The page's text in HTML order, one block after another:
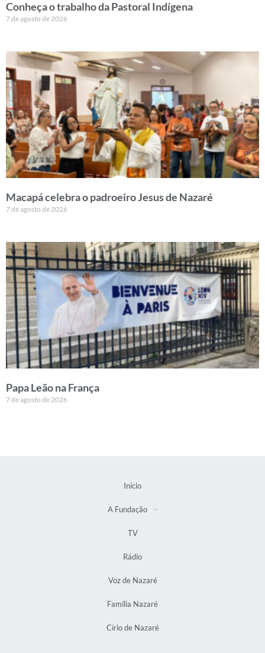
Conheça o trabalho da Pastoral Indígena
7 de agosto de 2026
Macapá celebra o padroeiro Jesus de Nazaré
7 de agosto de 2026
Papa Leão na França
7 de agosto de 2026
Início
A Fundação
TV
Rádio
Voz de Nazaré
Família Nazaré
Círio de Nazaré